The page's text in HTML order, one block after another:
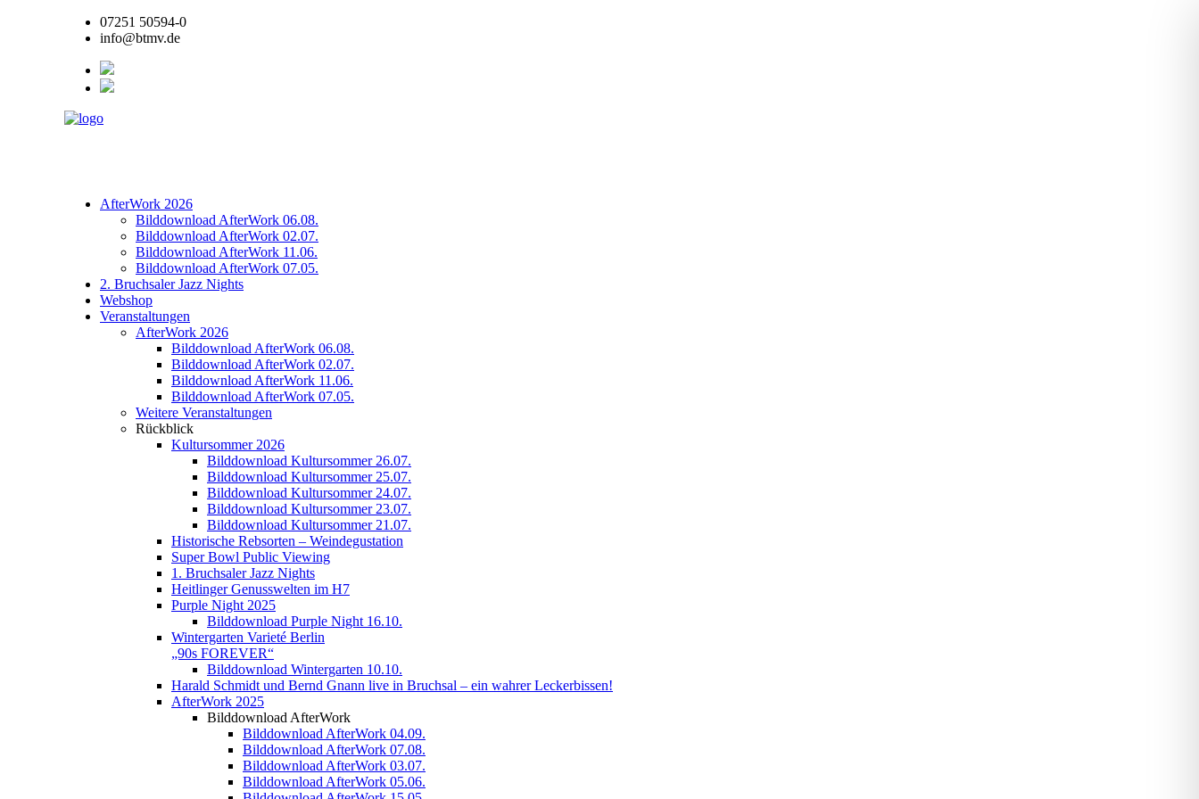
07251 50594-0
info@btmv.de
AfterWork 2026
Bilddownload AfterWork 06.08.
Bilddownload AfterWork 02.07.
Bilddownload AfterWork 11.06.
Bilddownload AfterWork 07.05.
2. Bruchsaler Jazz Nights
Webshop
Veranstaltungen
AfterWork 2026
Bilddownload AfterWork 06.08.
Bilddownload AfterWork 02.07.
Bilddownload AfterWork 11.06.
Bilddownload AfterWork 07.05.
Weitere Veranstaltungen
Rückblick
Kultursommer 2026
Bilddownload Kultursommer 26.07.
Bilddownload Kultursommer 25.07.
Bilddownload Kultursommer 24.07.
Bilddownload Kultursommer 23.07.
Bilddownload Kultursommer 21.07.
Historische Rebsorten – Weindegustation
Super Bowl Public Viewing
1. Bruchsaler Jazz Nights
Heitlinger Genusswelten im H7
Purple Night 2025
Bilddownload Purple Night 16.10.
Wintergarten Varieté Berlin
„90s FOREVER“
Bilddownload Wintergarten 10.10.
Harald Schmidt und Bernd Gnann live in Bruchsal – ein wahrer Leckerbissen!
AfterWork 2025
Bilddownload AfterWork
Bilddownload AfterWork 04.09.
Bilddownload AfterWork 07.08.
Bilddownload AfterWork 03.07.
Bilddownload AfterWork 05.06.